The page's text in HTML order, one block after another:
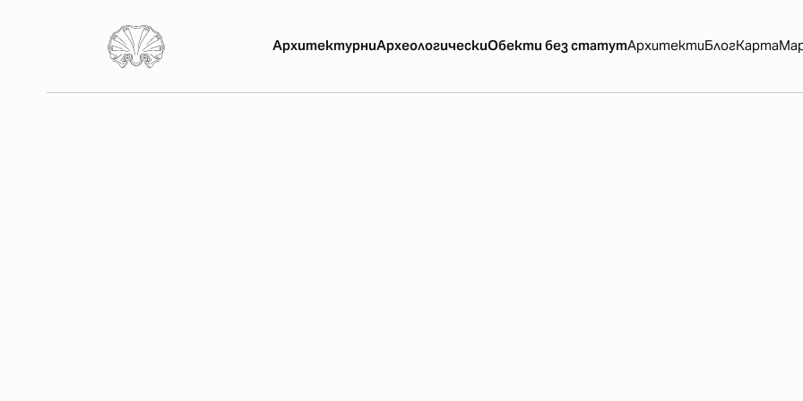
АрхитектурниАрхеологическиОбекти без статутАрхитектиБлогКарта